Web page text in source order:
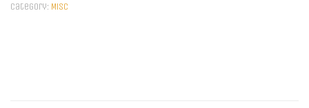
Category: Misc